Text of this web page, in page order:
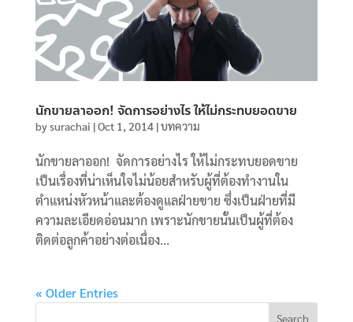
นักขายลาออก! จัดการอย่างไร ให้ไม่กระทบยอดขาย
bysurachai |Oct 1, 2014|บทความ
นักขายลาออก! จัดการอย่างไร ให้ไม่กระทบยอดขาย
เป็นเรื่องที่น่าเห็นใจไม่น้อยสำหรับผู้ที่ต้องทำงานใน
ตำแหน่งหัวหน้าและต้องดูแลฝ่ายขาย ซึ่งเป็นฝ่ายที่มี
ความละเอียดอ่อนมาก เพราะนักขายนั้นเป็นผู้ที่ต้อง
ติดต่อลูกค้าอย่างต่อเนื่อง...
« Older Entries